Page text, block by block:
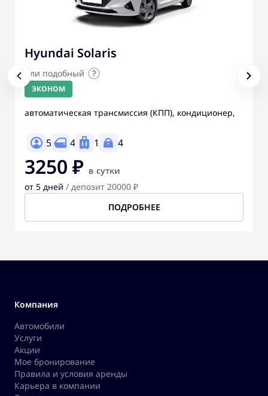
Hyundai Solaris
или подобный
ЭКОНОМ
автоматическая трансмиссия (КПП), кондиционер,
5 4 1 4
3250 ₽ в сутки
от 5 дней / депозит 20000 ₽
ПОДРОБНЕЕ
Компания
Автомобили
Услуги
Акции
Мое бронирование
Правила и условия аренды
Карьера в компании